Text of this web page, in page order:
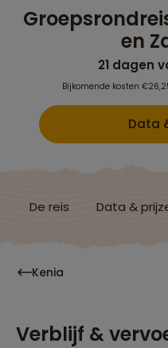
en
21 dagen
Bijkomende kosten
Data
De reis Data &
Kenia
Verblijf &